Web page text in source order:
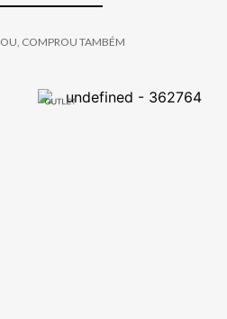
COMPROU TAMBÉM